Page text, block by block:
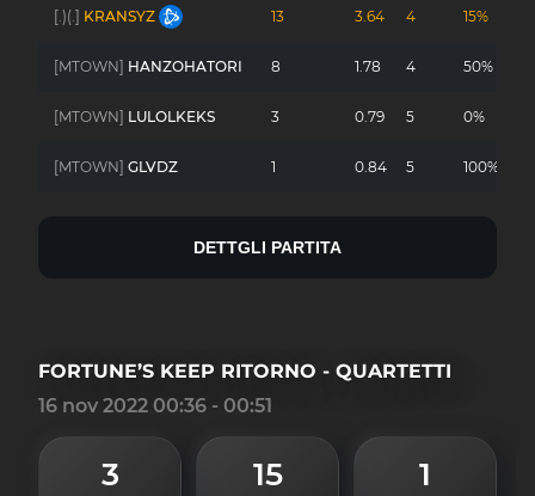
[.)(.] KRANSYZ 13 3.64 4 15%
[MTOWN] HANZOHATORI 8 1.78 4 50%
[MTOWN] LULOLKEKS 3 0.79 5 0%
[MTOWN] GLVDZ 1 0.84 5 100%
DETTGLI PARTITA
3 15 1
FORTUNE’S KEEP RITORNO - QUARTETTI
16 nov 2022 00:36 - 00:51